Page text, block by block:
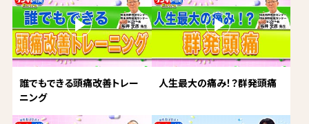
誰でもできる頭痛改善トレー
ニング
人生最大の痛み！？群発頭痛